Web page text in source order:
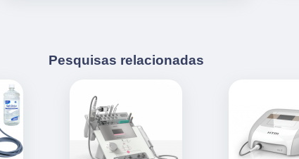
Pesquisas relacionadas